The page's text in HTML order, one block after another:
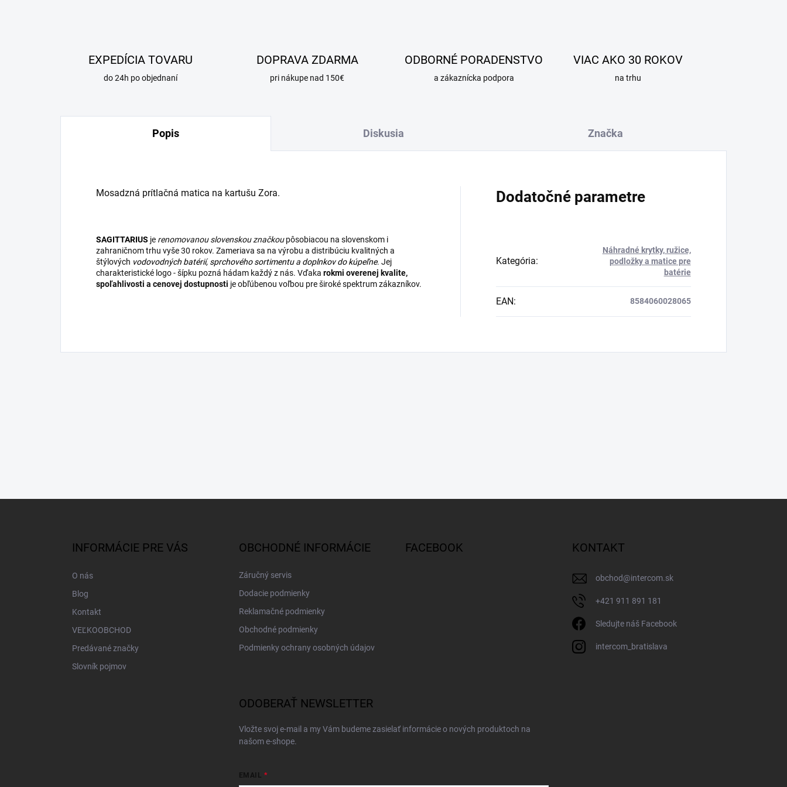
EXPEDÍCIA TOVARU
do 24h po objednaní
DOPRAVA ZDARMA
pri nákupe nad 150€
ODBORNÉ PORADENSTVO
a zákaznícka podpora
VIAC AKO 30 ROKOV
na trhu
Popis Diskusia Značka
Mosadzná prítlačná matica na kartušu Zora.
SAGITTARIUS je renomovanou slovenskou značkoupôsobiacou na slovenskom i
zahraničnom trhu vyše 30 rokov. Zameriava sa na výrobu a distribúciu kvalitných a
štýlových vodovodných batérií,sprchového sortimentua doplnkov do kúpeľne. Jej
charakteristické logo - šípku pozná hádam každý z nás. Vďaka rokmi overenej kvalite,
spoľahlivosti a cenovej dostupnosti je obľúbenou voľbou pre široké spektrum zákazníkov.
Dodatočné parametre
Kategória:
Náhradné krytky, ružice,
podložky a matice pre
batérie
EAN: 8584060028065
INFORMÁCIE PRE VÁS
O nás
Blog
Kontakt
VEĽKOOBCHOD
Predávané značky
Slovník pojmov
OBCHODNÉ INFORMÁCIE
Záručný servis
Dodacie podmienky
Reklamačné podmienky
Obchodné podmienky
Podmienky ochrany osobných údajov
FACEBOOK KONTAKT
obchod@intercom.sk
+421 911 891 181
Sledujte náš Facebook
intercom_bratislava
ODOBERAŤ NEWSLETTER
Vložte svoj e-mail a my Vám budeme zasielať informácie o nových produktoch na
našom e-shope.
EMAIL